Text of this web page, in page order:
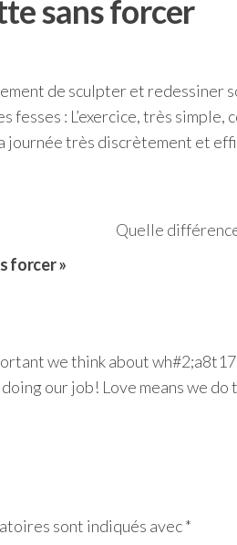
sans forcer
de sculpter et redessiner
: L’exercice, très
journée très discrètement et
Quelle
forcer »
we think about
our job! Love means we do
sont indiqués avec*